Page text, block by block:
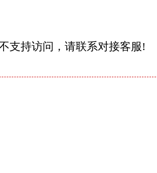
支持访问，请联系对接客服!